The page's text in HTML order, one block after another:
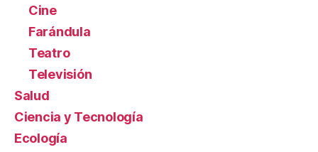
Cine
Farándula
Teatro
Televisión
Salud
Ciencia y Tecnología
Ecología